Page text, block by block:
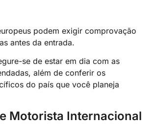
podem exigir comprovação
antes da entrada.
se de estar em dia com as
além de conferir os
do país que você planeja
Motorista Internacional